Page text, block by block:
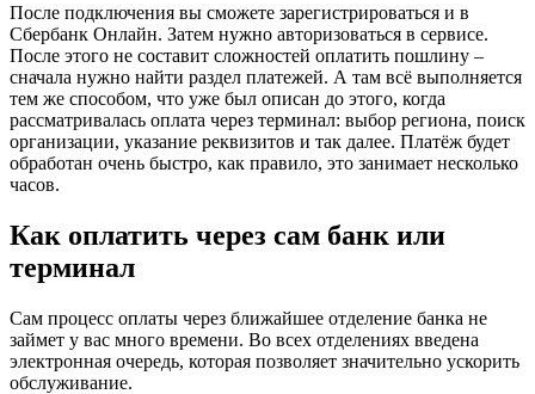
После подключения вы сможете зарегистрироваться и в
Сбербанк Онлайн. Затем нужно авторизоваться в сервисе.
После этого не составит сложностей оплатить пошлину –
сначала нужно найти раздел платежей. А там всё выполняется
тем же способом, что уже был описан до этого, когда
рассматривалась оплата через терминал: выбор региона, поиск
организации, указание реквизитов и так далее. Платёж будет
обработан очень быстро, как правило, это занимает несколько
часов.
Как оплатить через сам банк или
терминал
Сам процесс оплаты через ближайшее отделение банка не
займет у вас много времени. Во всех отделениях введена
электронная очередь, которая позволяет значительно ускорить
обслуживание.